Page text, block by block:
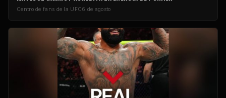
Centro de fans de la UFC6 de agosto